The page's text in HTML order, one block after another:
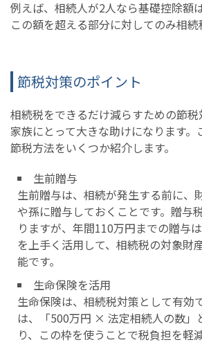
例えば、相続人が2人なら基礎控除額
この額を超える部分に対してのみ相続
節税対策のポイント
相続税をできるだけ減らすための節税
家族にとって大きな助けになります。
節税方法をいくつか紹介します。
生前贈与
生前贈与は、相続が発生する前に、
や孫に贈与しておくことです。贈与
りますが、年間110万円までの贈与
を上手く活用して、相続税の対象財
能です。
生命保険を活用
生命保険は、相続税対策として有効
は、「500万円 × 法定相続人の数」
り、この枠を使うことで税負担を軽